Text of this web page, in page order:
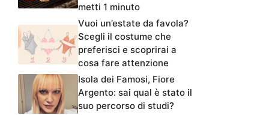
metti 1 minuto
Vuoi un’estate da favola?
Scegli il costume che
preferisci e scoprirai a
cosa fare attenzione
Isola dei Famosi, Fiore
Argento: sai qual è stato il
suo percorso di studi?